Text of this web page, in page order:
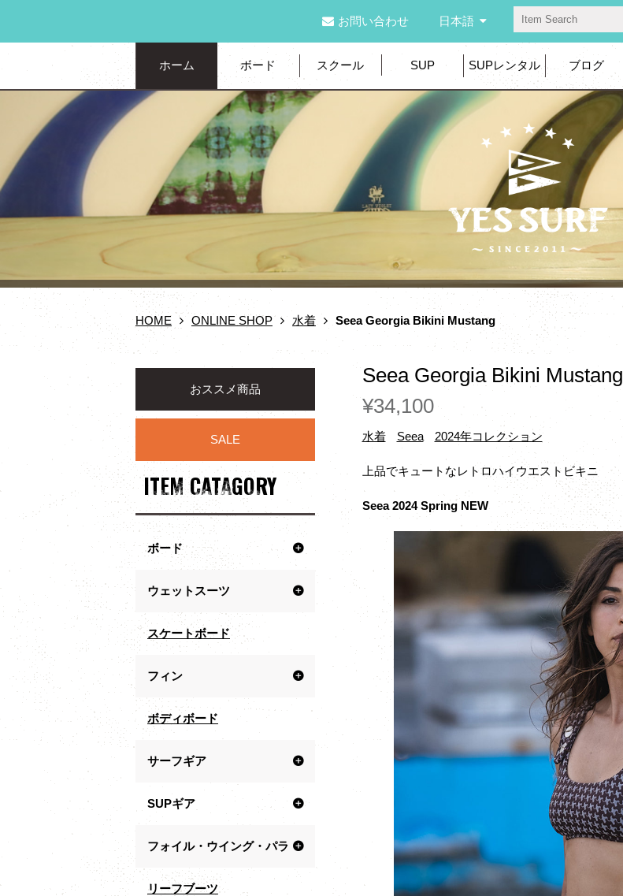
お問い合わせ 日本語
ホーム ボード スクール SUP SUPレンタル ブログ
HOME ONLINE SHOP 水着 Seea Georgia Bikini Mustang
Seea Georgia Bikini Mustang
¥34,100
水着 Seea 2024年コレクション
上品でキュートなレトロハイウエストビキニ
Seea 2024 Spring NEW
おススメ商品
SALE
ITEM CATAGORY
ボード
ウェットスーツ
スケートボード
フィン
ボディボード
サーフギア
SUPギア
フォイル・ウイング・パラ
リーフブーツ